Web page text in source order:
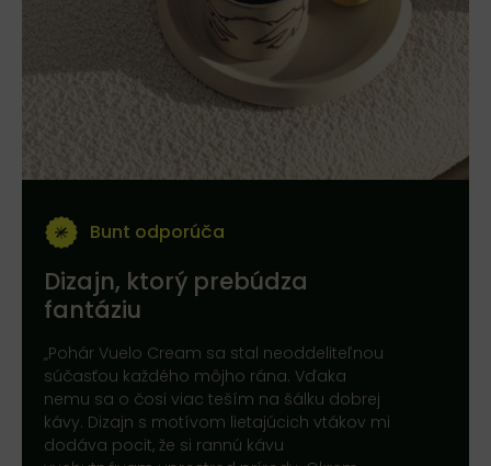
Bunt odporúča
Dizajn, ktorý prebúdza
fantáziu
„Pohár Vuelo Cream sa stal neoddeliteľnou
súčasťou každého môjho rána. Vďaka
nemu sa o čosi viac teším na šálku dobrej
kávy. Dizajn s motívom lietajúcich vtákov mi
dodáva pocit, že si rannú kávu